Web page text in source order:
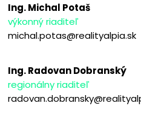
Ing. Michal Potaš
výkonný riaditeľ
michal.potas@realityalpia.sk
Ing. Radovan Dobranský
regionálny riaditeľ